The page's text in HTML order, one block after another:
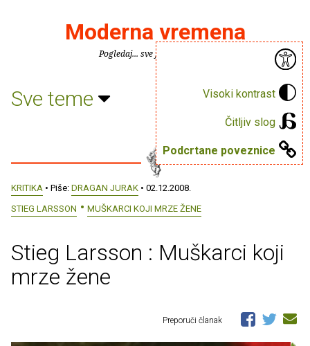
Visoki kontrast
Čitljiv slog
Podcrtane poveznice
Moderna vremena
Pogledaj... sve je puno knjiga.
Sve teme
KRITIKA • Piše: DRAGAN JURAK • 02.12.2008.
STIEG LARSSON
MUŠKARCI KOJI MRZE ŽENE
Stieg Larsson : Muškarci koji
mrze žene
Preporuči članak